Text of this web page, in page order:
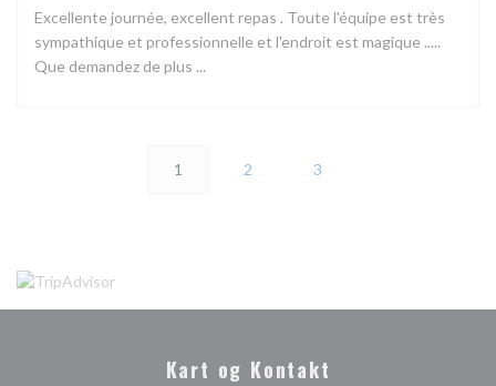
Excellente journée, excellent repas . Toute l'équipe est très
sympathique et professionnelle et l'endroit est magique .....
Que demandez de plus ...
1 2 3
Kart og Kontakt